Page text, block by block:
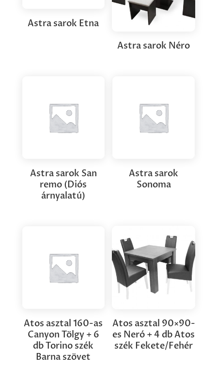
Astra sarok Etna
Astra sarok Néro
Astra sarok San
remo (Diós
árnyalatú)
Astra sarok
Sonoma
Atos asztal 160-as
Canyon Tölgy + 6
db Torino szék
Barna szövet
Atos asztal 90×90-
es Neró + 4 db Atos
szék Fekete/Fehér